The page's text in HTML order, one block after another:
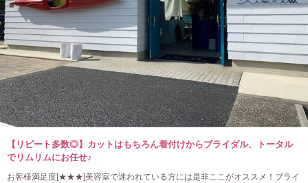
【リピート多数◎】カットはもちろん着付けからブライダル、トータル
でリムリムにお任せ♪
お客様満足度[★★★]美容室で迷われている方には是非ここがオススメ！ブライ